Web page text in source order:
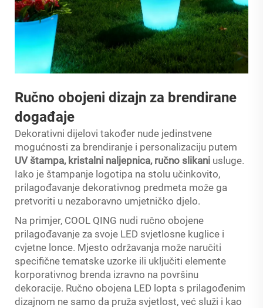
Ručno obojeni dizajn za brendirane
događaje
Dekorativni dijelovi također nude jedinstvene
mogućnosti za brendiranje i personalizaciju putem
UV štampa, kristalni naljepnica, ručno slikani usluge.
Iako je štampanje logotipa na stolu učinkovito,
prilagođavanje dekorativnog predmeta može ga
pretvoriti u nezaboravno umjetničko djelo.
Na primjer, COOL QING nudi ručno obojene
prilagođavanje za svoje LED svjetlosne kuglice i
cvjetne lonce. Mjesto održavanja može naručiti
specifične tematske uzorke ili uključiti elemente
korporativnog brenda izravno na površinu
dekoracije. Ručno obojena LED lopta s prilagođenim
dizajnom ne samo da pruža svjetlost, već služi i kao